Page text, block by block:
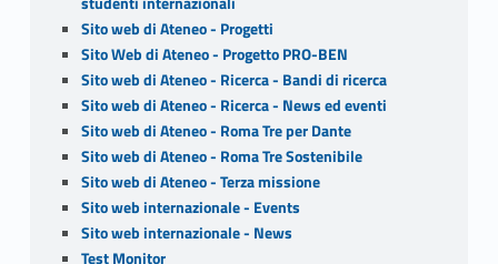
Sito web di Ateneo - Progetti
Sito Web di Ateneo - Progetto PRO-BEN
Sito web di Ateneo - Ricerca - Bandi di ricerca
Sito web di Ateneo - Ricerca - News ed eventi
Sito web di Ateneo - Roma Tre per Dante
Sito web di Ateneo - Roma Tre Sostenibile
Sito web di Ateneo - Terza missione
Sito web internazionale - Events
Sito web internazionale - News
Test Monitor